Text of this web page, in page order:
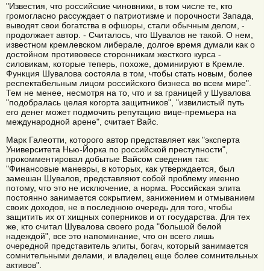
"Известия, что российские чиновники, в том числе те, кто
громогласно рассуждает о патриотизме и порочности Запада,
выводят свои богатства в офшоры, стали обычным делом, -
продолжает автор. - Считалось, что Шувалов не такой. О нем,
известном кремлевском либерале, долгое время думали как о
достойном противовесе сторонникам жесткого курса -
силовикам, которые теперь, похоже, доминируют в Кремле.
Функция Шувалова состояла в том, чтобы стать новым, более
респектабельным лицом российского бизнеса во всем мире".
Тем не менее, несмотря на то, что и за границей у Шувалова
"подобралась целая когорта защитников", "извилистый путь
его денег может подмочить репутацию вице-премьера на
международной арене", считает Вайс.
Марк Галеотти, которого автор представляет как "эксперта
Университета Нью-Йорка по российской преступности",
прокомментировал добытые Вайсом сведения так:
"Финансовые маневры, в которых, как утверждается, был
замешан Шувалов, представляют собой проблему именно
потому, что это не исключение, а норма. Российская элита
постоянно занимается сокрытием, занижением и отмыванием
своих доходов, не в последнюю очередь для того, чтобы
защитить их от хищных соперников и от государства. Для тех
же, кто считал Шувалова своего рода "большой белой
надеждой", все это напоминание, что он всего лишь
очередной представитель элиты, богач, который занимается
сомнительными делами, и владелец еще более сомнительных
активов".